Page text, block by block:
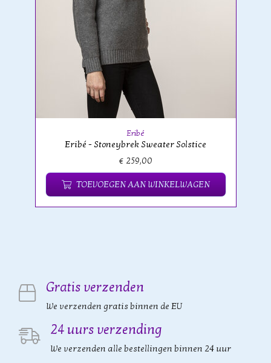
Eribé
Eribé - Stoneybrek Sweater Solstice
€ 259,00
TOEVOEGEN AAN WINKELWAGEN
Gratis verzenden
We verzenden gratis binnen de EU
24 uurs verzending
We verzenden alle bestellingen binnen 24 uur